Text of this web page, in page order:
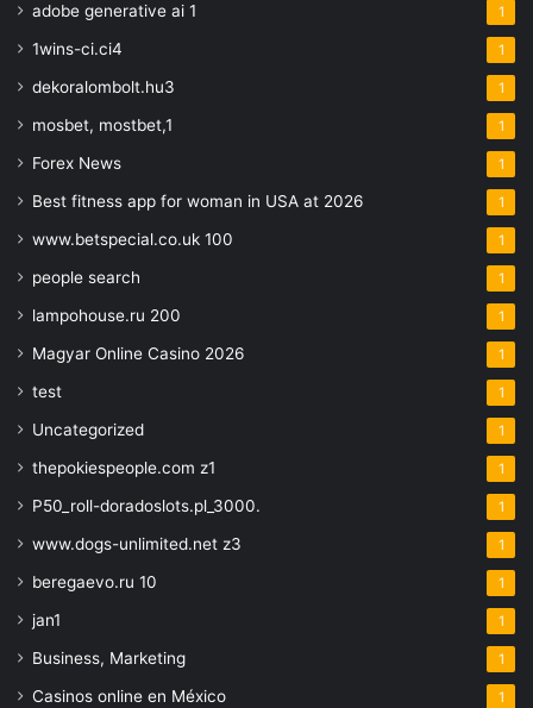
adobe generative ai 1 1
1wins-ci.ci4 1
dekoralombolt.hu3 1
mosbet, mostbet,1 1
Forex News 1
Best fitness app for woman in USA at 2026 1
www.betspecial.co.uk 100 1
people search 1
lampohouse.ru 200 1
Magyar Online Casino 2026 1
test 1
Uncategorized 1
thepokiespeople.com z1 1
P50_roll-doradoslots.pl_3000. 1
www.dogs-unlimited.net z3 1
beregaevo.ru 10 1
jan1 1
Business, Marketing 1
Casinos online en México 1